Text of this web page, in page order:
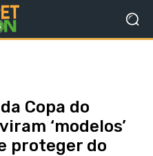
Copa do
‘modelos’
proteger do